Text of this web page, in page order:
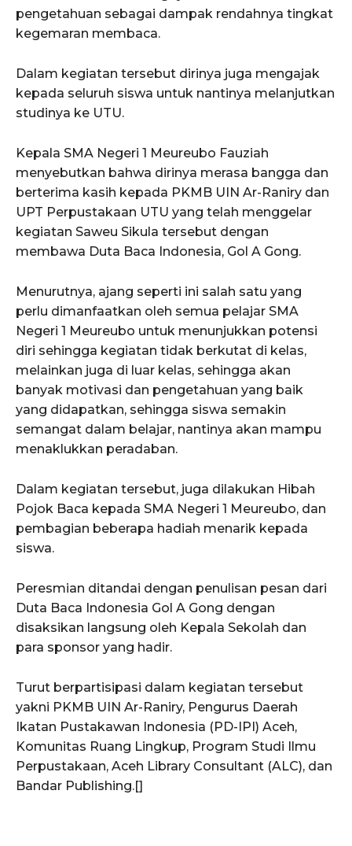
Situs Berita Aceh Terkini
SUBSCRIBE NOW
News
Foto
Histori
Hiburan
Opini
Olahraga
Teknologi
Indeks
Redaksi
pengetahuan sebagai dampak rendahnya tingkat
kegemaran membaca.
Dalam kegiatan tersebut dirinya juga mengajak
kepada seluruh siswa untuk nantinya melanjutkan
studinya ke UTU.
Kepala SMA Negeri 1 Meureubo Fauziah
menyebutkan bahwa dirinya merasa bangga dan
berterima kasih kepada PKMB UIN Ar-Raniry dan
UPT Perpustakaan UTU yang telah menggelar
kegiatan Saweu Sikula tersebut dengan
membawa Duta Baca Indonesia, Gol A Gong.
Menurutnya, ajang seperti ini salah satu yang
perlu dimanfaatkan oleh semua pelajar SMA
Negeri 1 Meureubo untuk menunjukkan potensi
diri sehingga kegiatan tidak berkutat di kelas,
melainkan juga di luar kelas, sehingga akan
banyak motivasi dan pengetahuan yang baik
yang didapatkan, sehingga siswa semakin
semangat dalam belajar, nantinya akan mampu
menaklukkan peradaban.
Dalam kegiatan tersebut, juga dilakukan Hibah
Pojok Baca kepada SMA Negeri 1 Meureubo, dan
pembagian beberapa hadiah menarik kepada
siswa.
Peresmian ditandai dengan penulisan pesan dari
Duta Baca Indonesia Gol A Gong dengan
disaksikan langsung oleh Kepala Sekolah dan
para sponsor yang hadir.
Turut berpartisipasi dalam kegiatan tersebut
yakni PKMB UIN Ar-Raniry, Pengurus Daerah
Ikatan Pustakawan Indonesia (PD-IPI) Aceh,
Komunitas Ruang Lingkup, Program Studi Ilmu
Perpustakaan, Aceh Library Consultant (ALC), dan
Bandar Publishing.[]